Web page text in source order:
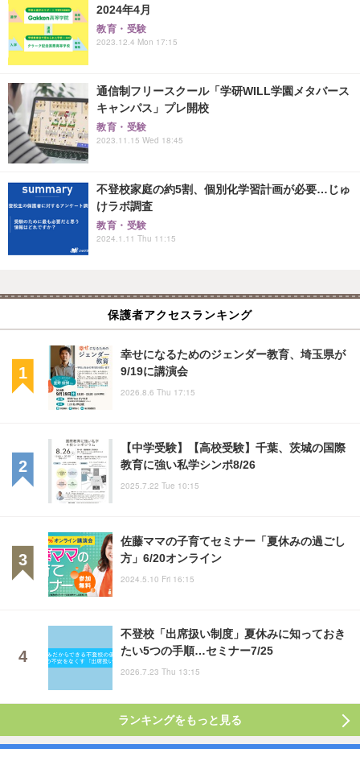
2024年4月
教育・受験
2023.12.4 Mon 17:15
通信制フリースクール「学研WILL学園メタバース
キャンパス」プレ開校
教育・受験
2023.11.15 Wed 18:45
不登校家庭の約5割、個別化学習計画が必要…じゅ
けラボ調査
教育・受験
2024.1.11 Thu 11:15
保護者アクセスランキング
幸せになるためのジェンダー教育、埼玉県が
9/19に講演会
2026.8.6 Thu 17:15
【中学受験】【高校受験】千葉、茨城の国際
教育に強い私学シンポ8/26
2025.7.22 Tue 10:15
佐藤ママの子育てセミナー「夏休みの過ごし
方」6/20オンライン
2024.5.10 Fri 16:15
不登校「出席扱い制度」夏休みに知っておき
たい5つの手順…セミナー7/25
2026.7.23 Thu 13:15
ランキングをもっと見る